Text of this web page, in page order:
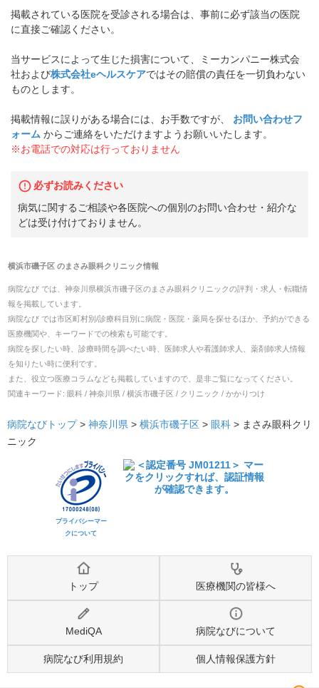
掲載されている医院を受診される場合は、事前に必ず該当の医院
に直接ご確認ください。
当サービスによって生じた損害について、ミーカンパニー株式会
社および株式会社eヘルスケアではその賠償の責任を一切負わない
ものとします。
掲載情報に誤りがある場合には、お手数ですが、
お問い合わせフ
ォーム からご連絡をいただけますようお願いいたします。
※お電話での対応は行っておりません
必ずお読みください
病気に関するご相談や各医院への個別のお問い合わせ・紹介な
どは受け付けておりません。
横浜市磯子区のまさみ眼科クリニック情報
病院なび では、 神奈川県横浜市磯子区のまさみ眼科クリニックの評判・求人・転職情
報を掲載しています。
病院なび では市区町村別/診療科目別に病院・医院・薬局を探せるほか、予約ができる
医療機関や、キーワードでの検索も可能です。
病院を探したい時、診療時間を調べたい時、医師求人や看護師求人、薬剤師求人情報
を知りたい時に便利です。
また、役立つ医療コラムなども掲載していますので、是非ご覧になってください。
関連キーワード: 眼科 / 神奈川県 / 横浜市磯子区 / クリニック / かかりつけ
病院なびトップ> 神奈川県 > 横浜市磯子区 > 眼科 > まさみ眼科クリ
ニック
プライバシーマー
クについて
トップ 医療機関の皆様へ
MediQA 病院なびについて
病院なび利用規約 個人情報保護方針